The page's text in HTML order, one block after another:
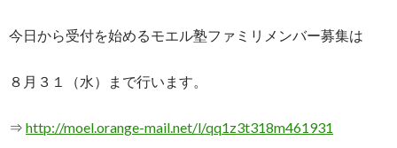
今日から受付を始めるモエル塾ファミリメンバー募集は
８月３１（水）まで行います。
⇒ http://moel.orange-mail.net/l/qq1z3t318m461931